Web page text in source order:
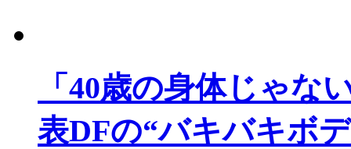
「40歳の身体じゃな
表DFの“バキバキボ